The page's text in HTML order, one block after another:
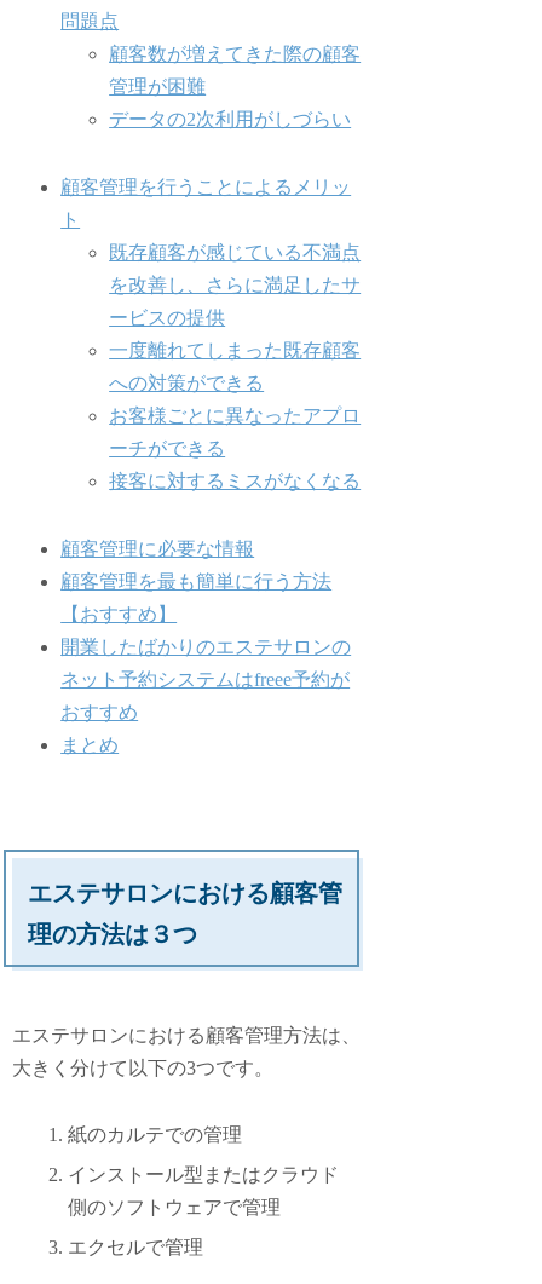
問題点
顧客数が増えてきた際の顧客
管理が困難
データの2次利用がしづらい
顧客管理を行うことによるメリッ
ト
既存顧客が感じている不満点
を改善し、さらに満足したサ
ービスの提供
一度離れてしまった既存顧客
への対策ができる
お客様ごとに異なったアプロ
ーチができる
接客に対するミスがなくなる
顧客管理に必要な情報
顧客管理を最も簡単に行う方法
【おすすめ】
開業したばかりのエステサロンの
ネット予約システムはfreee予約が
おすすめ
まとめ
エステサロンにおける顧客管
理の方法は３つ
エステサロンにおける顧客管理方法は、
大きく分けて以下の3つです。
紙のカルテでの管理
インストール型またはクラウド
側のソフトウェアで管理
エクセルで管理